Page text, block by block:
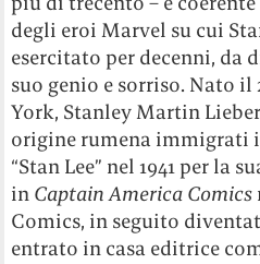
degli eroi Marvel su cui
esercitato per decenni, da
suo genio e sorriso. Nato il
York, Stanley Martin
origine rumena immigrati
“Stan Lee” nel 1941 per la
in Captain America Comics
Comics, in seguito
entrato in casa editrice